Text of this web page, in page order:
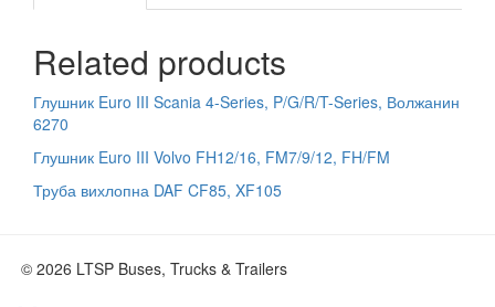
Related products
Глушник Euro III Scania 4-Series, P/G/R/T-Series, Волжанин
6270
Глушник Euro III Volvo FH12/16, FM7/9/12, FH/FM
Труба вихлопна DAF CF85, XF105
© 2026 LTSP Buses, Trucks & Trailers